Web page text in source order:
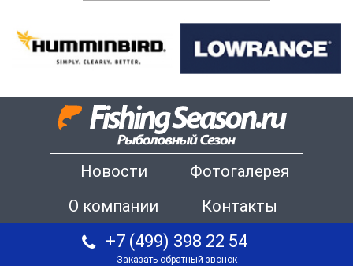
Новости
Фотогалерея
О компании
Контакты
+7 (499) 398 22 54
Заказать обратный звонок